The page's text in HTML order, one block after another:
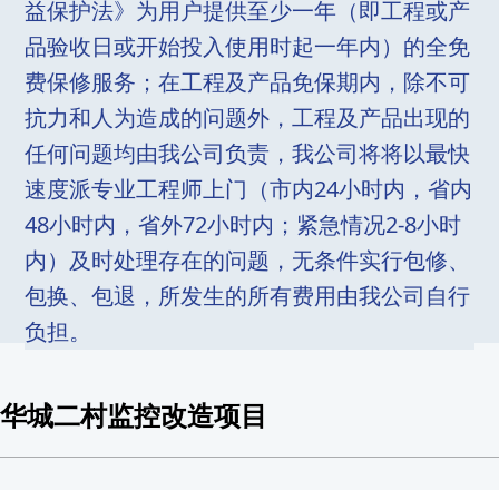
益保护法》为用户提供至少一年（即工程或产
品验收日或开始投入使用时起一年内）的全免
费保修服务；在工程及产品免保期内，除不可
抗力和人为造成的问题外，工程及产品出现的
任何问题均由我公司负责，我公司将将以最快
速度派专业工程师上门（市内24小时内，省内
48小时内，省外72小时内；紧急情况2-8小时
内）及时处理存在的问题，无条件实行包修、
包换、包退，所发生的所有费用由我公司自行
负担。
华城二村监控改造项目